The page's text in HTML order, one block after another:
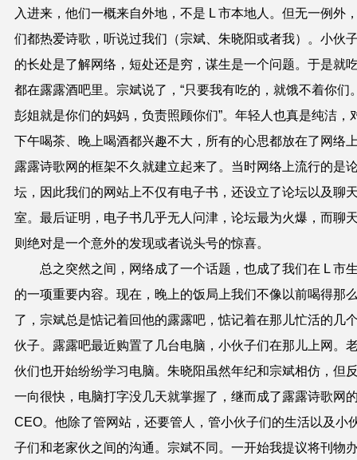
入进来，他们一概来自外地，不是 L 市本地人。但无一例外
们都热爱诗歌，听说过我们（宗斌、朱晓阳或者我）。小伙
的长处是了解网络，短处还是穷，谋生是一个问题。于是就
都在露露酒吧里。宗斌说了，“只要我有吃的，就饿不着你们
彭姐就是你们的妈妈，负责照顾你们”。年轻人也真是纯洁，
下午喝茶、晚上喝酒都兴趣不大，所有的心思都放在了网络
露露诗歌网的框架不久就建立起来了。当时网络上流行的是
坛，因此我们的网站上不仅有电子书，还设立了论坛以及聊
室。最后证明，电子书几乎无人问津，论坛最为火爆，而聊
则绝对是一个意外的发现或者说头号的惊喜。
总之突然之间，网络成了一个话题，也成了我们在 L 市
的一项重要内容。现在，晚上的饭局上我们不像以前喝得那
了，宗斌总是惦记着回他的露露吧，惦记着在那儿忙活的几
伙子。露露吧最近购置了几台电脑，小伙子们在那儿上网。
伙们也开始纷纷学习电脑。朱晓阳虽然年纪和宗斌相仿，但
一向很快，电脑打字没几天就掌握了，继而成了露露诗歌网
CEO。他除了管网站，还要管人，管小伙子们的生活以及小
子们和老家伙之间的沟通。宗斌不同。一开始我提议将刊物